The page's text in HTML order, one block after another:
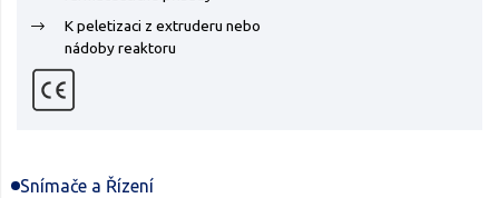
K peletizaci z extruderu nebo
nádoby reaktoru
Snímače a Řízení